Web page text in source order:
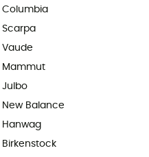
Columbia
Scarpa
Vaude
Mammut
Julbo
New Balance
Hanwag
Birkenstock